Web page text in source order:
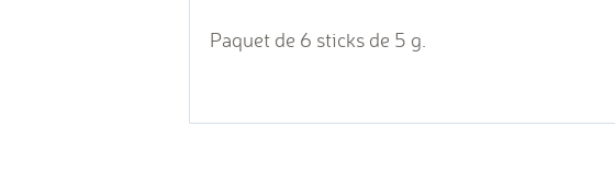
Paquet de 6 sticks de 5 g.